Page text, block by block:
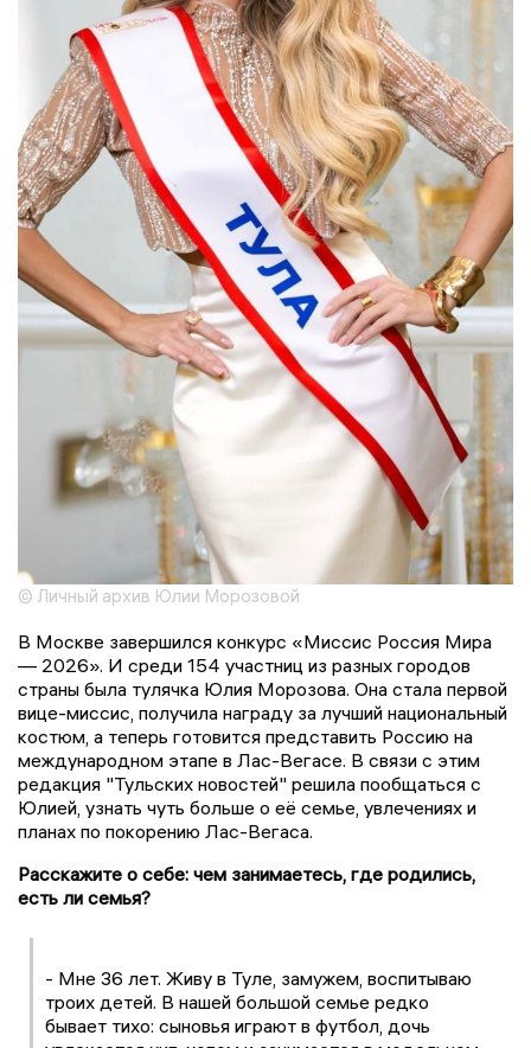
© Личный архив Юлии Морозовой
В Москве завершился конкурс «Миссис Россия Мира
— 2026». И среди 154 участниц из разных городов
страны была тулячка Юлия Морозова. Она стала первой
вице-миссис, получила награду за лучший национальный
костюм, а теперь готовится представить Россию на
международном этапе в Лас-Вегасе. В связи с этим
редакция "Тульских новостей" решила пообщаться с
Юлией, узнать чуть больше о её семье, увлечениях и
планах по покорению Лас-Вегаса.
Расскажите о себе: чем занимаетесь, где родились,
есть ли семья?
- Мне 36 лет. Живу в Туле, замужем, воспитываю
троих детей. В нашей большой семье редко
бывает тихо: сыновья играют в футбол, дочь